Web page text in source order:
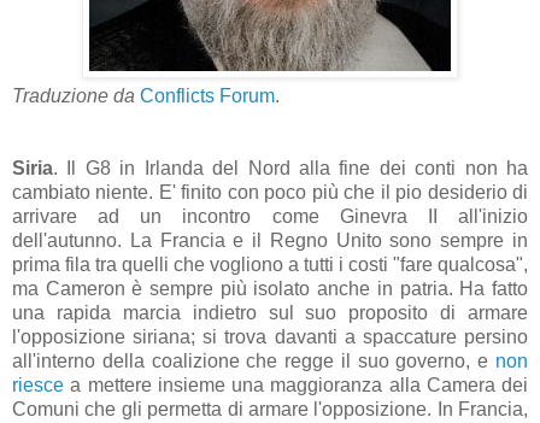
Traduzione da Conflicts Forum.
Siria. Il G8 in Irlanda del Nord alla fine dei conti non ha
cambiato niente. E' finito con poco più che il pio desiderio di
arrivare ad un incontro come Ginevra II all'inizio
dell'autunno. La Francia e il Regno Unito sono sempre in
prima fila tra quelli che vogliono a tutti i costi "fare qualcosa",
ma Cameron è sempre più isolato anche in patria. Ha fatto
una rapida marcia indietro sul suo proposito di armare
l'opposizione siriana; si trova davanti a spaccature persino
all'interno della coalizione che regge il suo governo, e non
riesce a mettere insieme una maggioranza alla Camera dei
Comuni che gli permetta di armare l'opposizione. In Francia,